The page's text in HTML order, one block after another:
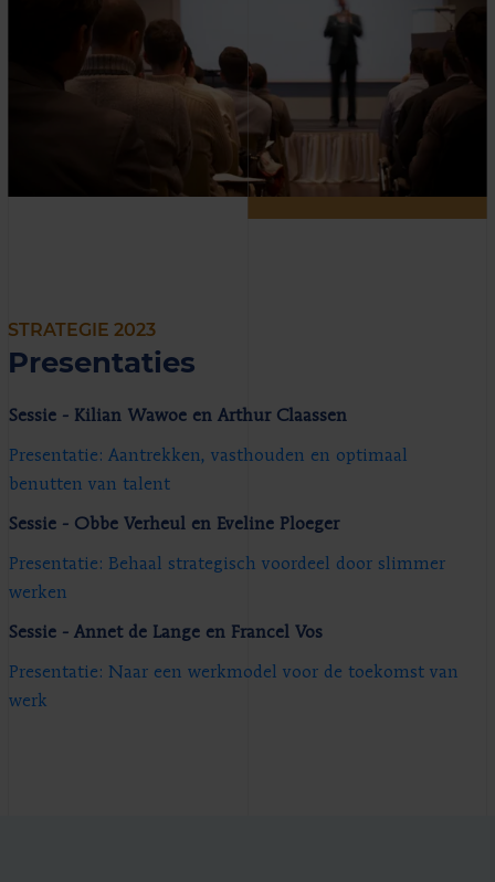
STRATEGIE 2023
Presentaties
Sessie - Kilian Wawoe en Arthur Claassen
Presentatie: Aantrekken, vasthouden en optimaal
benutten van talent
Sessie - Obbe Verheul en Eveline Ploeger
Presentatie: Behaal strategisch voordeel door slimmer
werken
Sessie - Annet de Lange en Francel Vos
Presentatie: Naar een werkmodel voor de toekomst van
werk